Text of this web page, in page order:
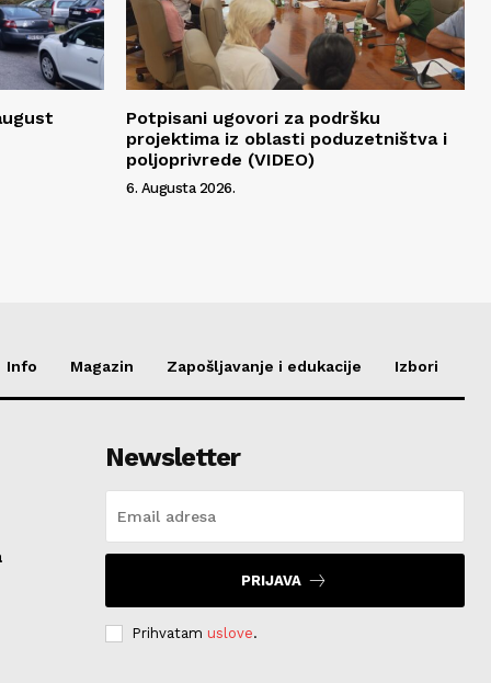
Potpisani ugovori za podršku
projektima iz oblasti poduzetništva i
poljoprivrede (VIDEO)
6. Augusta 2026.
Info Magazin Zapošljavanje i edukacije Izbori
Newsletter
PRIJAVA
Prihvatam uslove.